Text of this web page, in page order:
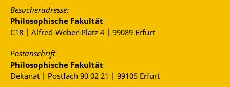
Besucheradresse:
Philosophische Fakultät
C18 | Alfred-Weber-Platz 4 | 99089 Erfurt
Postanschrift
Philosophische Fakultät
Dekanat | Postfach 90 02 21 | 99105 Erfurt